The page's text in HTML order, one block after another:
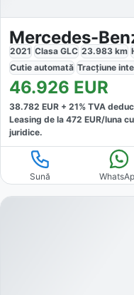
2021 Clasa GLC 23.983 km
Cutie automată Tracțiune
46.926 EUR
38.782 EUR + 21% TVA
Leasing de la 472 EUR/luna
juridice.
Sună